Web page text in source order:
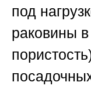
под
раковины